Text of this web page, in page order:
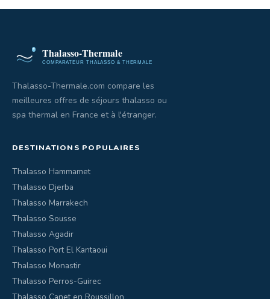
Thalasso-Thermale.com compare les
meilleures offres de séjours thalasso ou
spa thermal en France et à l'étranger.
DESTINATIONS POPULAIRES
Thalasso Hammamet
Thalasso Djerba
Thalasso Marrakech
Thalasso Sousse
Thalasso Agadir
Thalasso Port El Kantaoui
Thalasso Monastir
Thalasso Perros-Guirec